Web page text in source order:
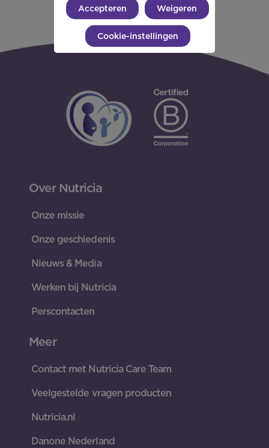
Over Nutricia
Onze missie
Onze geschiedenis
Nieuws & Media
Werken bij Nutricia
Perscontacten
Meer
Contact met Nutricia Care Team
Veelgestelde vragen producten
Nutricia.nl
Danone Nederland
Accepteren Weigeren
Cookie-instellingen